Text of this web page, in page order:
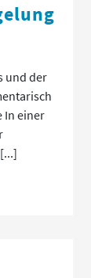
und der
In einer